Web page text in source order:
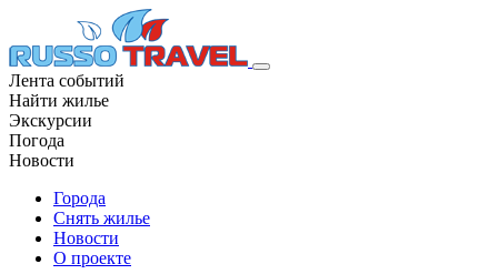
Лента событий
Найти жилье
Экскурсии
Погода
Новости
Города
Снять жилье
Новости
О проекте